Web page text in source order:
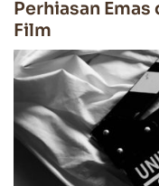
Perhiasan Emas
Film